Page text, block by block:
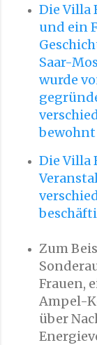
Die Villa
und ein
Saar-
wurde
Die Villa
Zum
Frauen,
Ampel-
über